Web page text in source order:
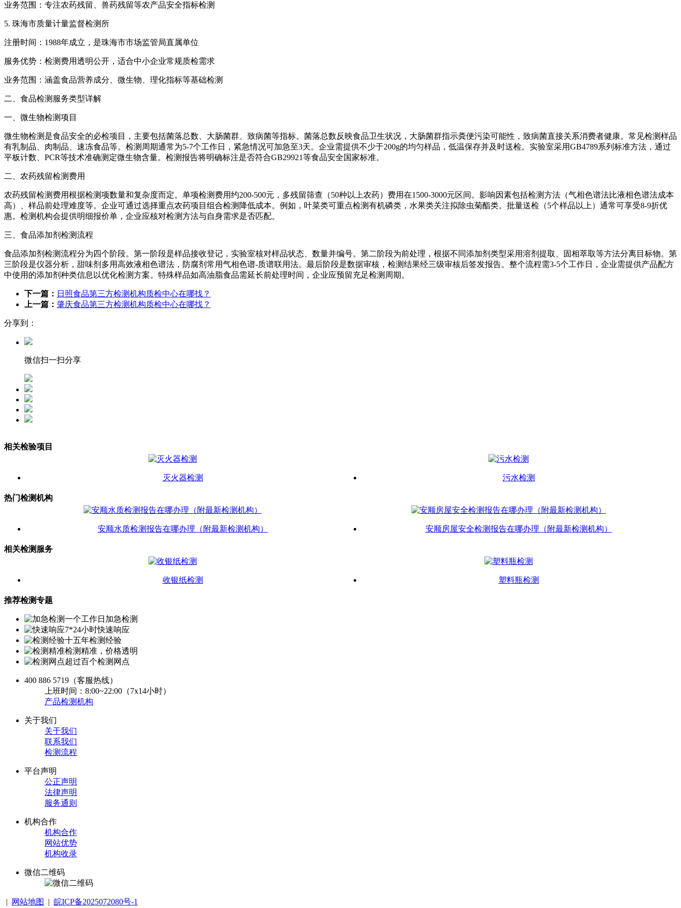
业务范围：专注农药残留、兽药残留等农产品安全指标检测
5. 珠海市质量计量监督检测所
注册时间：1988年成立，是珠海市市场监管局直属单位
服务优势：检测费用透明公开，适合中小企业常规质检需求
业务范围：涵盖食品营养成分、微生物、理化指标等基础检测
二、食品检测服务类型详解
一、微生物检测项目
微生物检测是食品安全的必检项目，主要包括菌落总数、大肠菌群、致病菌等指标。菌落总数反映食品卫生状况，大肠菌群指示粪便污染可能性，致病菌直接关系消费者健康。常见检测样品
有乳制品、肉制品、速冻食品等。检测周期通常为5-7个工作日，紧急情况可加急至3天。企业需提供不少于200g的均匀样品，低温保存并及时送检。实验室采用GB4789系列标准方法，通过
平板计数、PCR等技术准确测定微生物含量。检测报告将明确标注是否符合GB29921等食品安全国家标准。
二、农药残留检测费用
农药残留检测费用根据检测项数量和复杂度而定。单项检测费用约200-500元，多残留筛查（50种以上农药）费用在1500-3000元区间。影响因素包括检测方法（气相色谱法比液相色谱法成本
高）、样品前处理难度等。企业可通过选择重点农药项目组合检测降低成本。例如，叶菜类可重点检测有机磷类，水果类关注拟除虫菊酯类。批量送检（5个样品以上）通常可享受8-9折优
惠。检测机构会提供明细报价单，企业应核对检测方法与自身需求是否匹配。
三、食品添加剂检测流程
食品添加剂检测流程分为四个阶段。第一阶段是样品接收登记，实验室核对样品状态、数量并编号。第二阶段为前处理，根据不同添加剂类型采用溶剂提取、固相萃取等方法分离目标物。第
三阶段是仪器分析，甜味剂多用高效液相色谱法，防腐剂常用气相色谱-质谱联用法。最后阶段是数据审核，检测结果经三级审核后签发报告。整个流程需3-5个工作日，企业需提供产品配方
中使用的添加剂种类信息以优化检测方案。特殊样品如高油脂食品需延长前处理时间，企业应预留充足检测周期。
下一篇： 日照食品第三方检测机构质检中心在哪找？
上一篇： 肇庆食品第三方检测机构质检中心在哪找？
分享到：
微信扫一扫分享
相关检验项目
灭火器检测 污水检测
热门检测机构
安顺水质检测报告在哪办理（附最新检测机构） 安顺房屋安全检测报告在哪办理（附最新检测机构）
相关检测服务
收银纸检测 塑料瓶检测
推荐检测专题
一个工作日加急检测
7*24小时快速响应
十五年检测经验
检测精准，价格透明
超过百个检测网点
400 886 5719 （客服热线）
上班时间：8:00~22:00（7x14小时）
产品检测机构
关于我们
关于我们
联系我们
检测流程
平台声明
公正声明
法律声明
服务通则
机构合作
机构合作
网站优势
机构收录
微信二维码
| 网站地图 | 皖ICP备2025072080号-1